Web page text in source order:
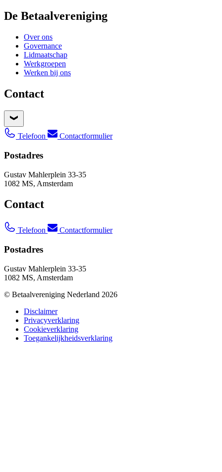
De Betaalvereniging
Over ons
Governance
Lidmaatschap
Werkgroepen
Werken bij ons
Contact
Telefoon Contactformulier
Postadres
Gustav Mahlerplein 33-35
1082 MS, Amsterdam
Contact
Telefoon Contactformulier
Postadres
Gustav Mahlerplein 33-35
1082 MS, Amsterdam
© Betaalvereniging Nederland 2026
Disclaimer
Privacyverklaring
Cookieverklaring
Toegankelijkheidsverklaring